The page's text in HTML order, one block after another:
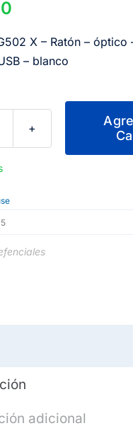
X – Ratón – óptico
– blanco
adicional